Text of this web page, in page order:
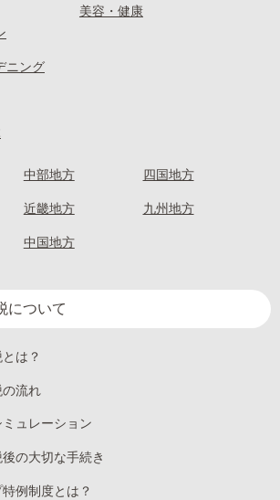
ニング
美容・健康
中部地方
近畿地方
中国地方
四国地方
九州地方
について
は？
流れ
ュレーション
の大切な手続き
例制度とは？